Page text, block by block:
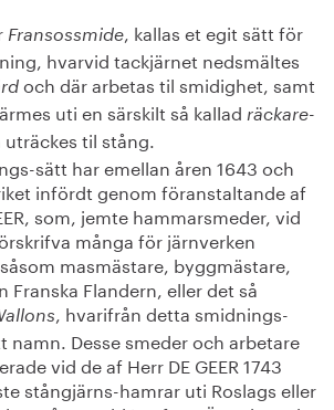
Fransossmide, kallas et egit sätt för
hvarvid tackjärnet nedsmältes
och där arbetas til smidighet, samt
uti en särskilt så kallad räckare-
til stång.
sätt har emellan åren 1643 och
infördt genom föranstaltande af
som, jemte hammarsmeder, vid
många för järnverken
masmästare, byggmästare,
Franska Flandern, eller det så
, hvarifrån detta smidnings-
namn. Desse smeder och arbetare
vid de af Herr DE GEER 1743
stångjärns-hamrar uti Roslags eller